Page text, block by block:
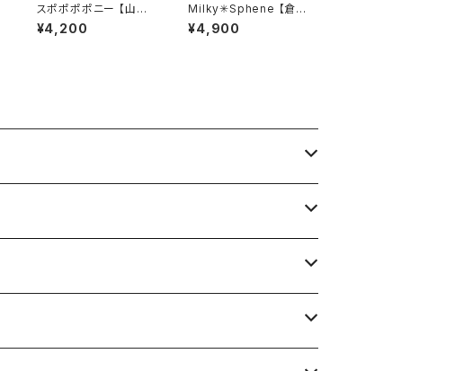
スポポポポニー 【山田
梓帆】生誕祭Tシャツ X
XL〜XXXLサイズ
¥4,200
Milky✳︎Sphene 【倉
石芽依】生誕祭ロンT
S〜XLサイズ
¥4,900